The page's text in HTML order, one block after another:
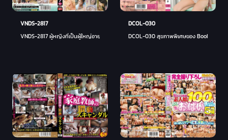
VNDS-2817
VNDS-2817 ผู้หญิงที่เป็นผู้ใหญ่อายุสี่สิบที่รักษาได้ทำให้คุณปลาหมึก!
DCOL-030
DCOL-030 สุขภาพพิเศษของ Boobs ที่สวย